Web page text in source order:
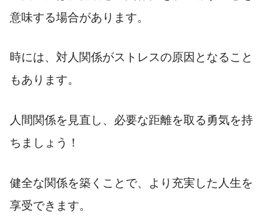
意味する場合があります。
時には、対人関係がストレスの原因となること
もあります。
人間関係を見直し、必要な距離を取る勇気を持
ちましょう！
健全な関係を築くことで、より充実した人生を
享受できます。